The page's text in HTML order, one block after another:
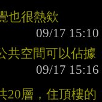
也很熱欸
共空間可以佔據
20層，住頂樓的